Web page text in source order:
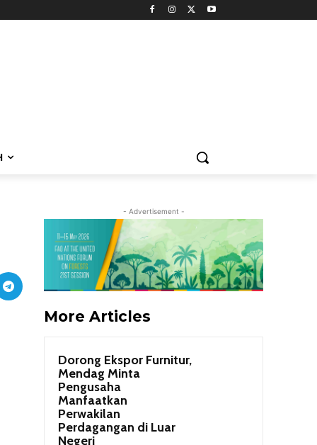
- Advertisement -
More Articles
Dorong Ekspor Furnitur,
Mendag Minta
Pengusaha
Manfaatkan
Perwakilan
Perdagangan di Luar
Negeri